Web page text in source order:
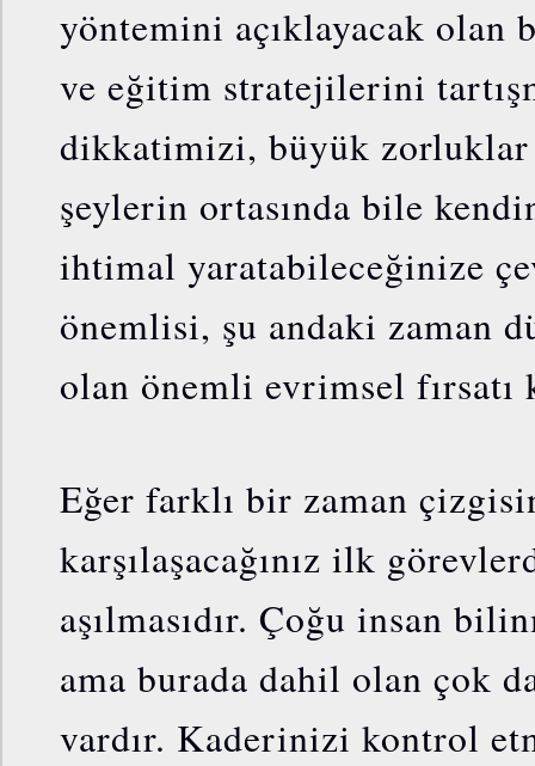
yöntemini açıklayacak olan
ve eğitim stratejilerini
dikkatimizi, büyük zorluklar
şeylerin ortasında bile
ihtimal yaratabileceğinize
önemlisi, şu andaki zaman
olan önemli evrimsel fırsatı
Eğer farklı bir zaman
karşılaşacağınız ilk
aşılmasıdır. Çoğu insan
ama burada dahil olan çok
vardır. Kaderinizi kontrol